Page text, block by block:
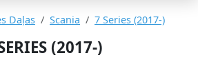
Daļas Scania 7 Series (2017-)
(2017-)